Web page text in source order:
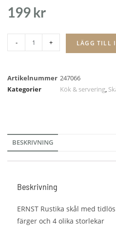
199 kr
- + LÄGG TILL
Artikelnummer 247066
Kategorier
Kök & servering,
BESKRIVNING
Beskrivning
ERNST Rustika skål med
färger och 4 olika storlekar